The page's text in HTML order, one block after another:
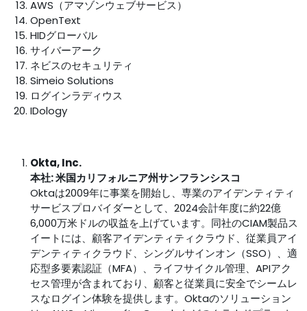
AWS（アマゾンウェブサービス）
OpenText
HIDグローバル
サイバーアーク
ネビスのセキュリティ
Simeio Solutions
ログインラディウス
IDology
Okta, Inc.
本社: 米国カリフォルニア州サンフランシスコ
Oktaは2009年に事業を開始し、専業のアイデンティティ
サービスプロバイダーとして、2024会計年度に約22億
6,000万米ドルの収益を上げています。同社のCIAM製品ス
イートには、顧客アイデンティティクラウド、従業員アイ
デンティティクラウド、シングルサインオン（SSO）、適
応型多要素認証（MFA）、ライフサイクル管理、APIアク
セス管理が含まれており、顧客と従業員に安全でシームレ
スなログイン体験を提供します。Oktaのソリューション